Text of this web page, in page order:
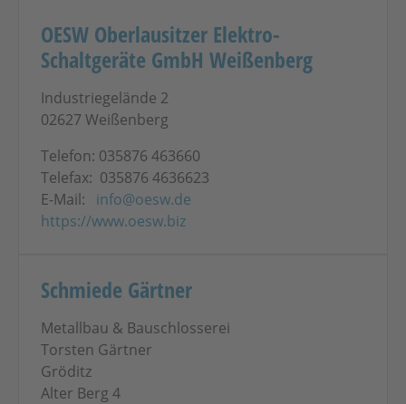
OESW Oberlausitzer Elektro-
Schaltgeräte GmbH Weißenberg
Industriegelände 2
02627 Weißenberg
Telefon: 035876 463660
Telefax: 035876 4636623
E-Mail: info@oesw.de
https://www.oesw.biz
Schmiede Gärtner
Metallbau & Bauschlosserei
Torsten Gärtner
Gröditz
Alter Berg 4